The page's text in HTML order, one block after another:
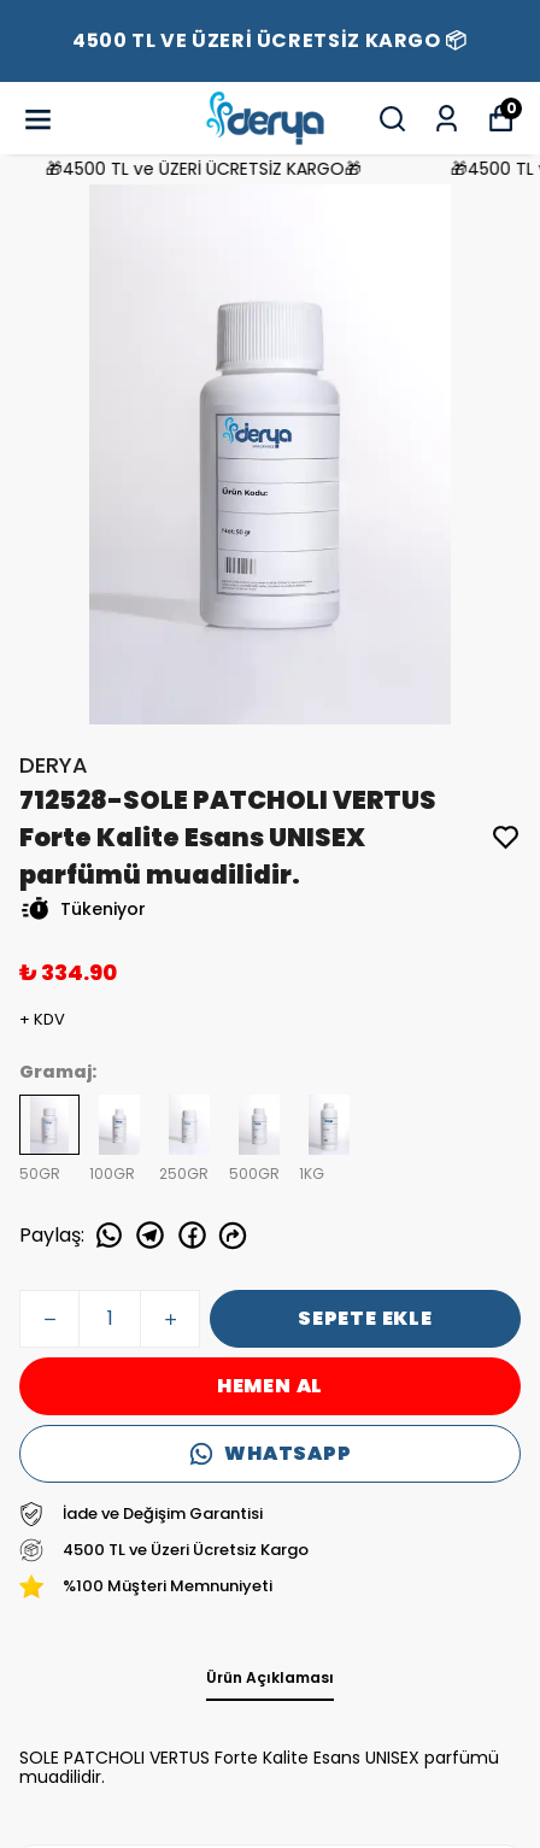
4500 TL VE ÜZERİ ÜCRETSİZ KARGO 📦
0
🎁4500 TL ve ÜZERİ ÜCRETSİZ KARGO🎁 🎁4500 TL
DERYA
712528-SOLE PATCHOLI VERTUS
Forte Kalite Esans UNISEX
parfümü muadilidir.
Tükeniyor
₺ 334.90
+ KDV
Gramaj:
50GR 100GR 250GR 500GR 1KG
Paylaş:
SEPETE EKLE
HEMEN AL
WHATSAPP
İade ve Değişim Garantisi
4500 TL ve Üzeri Ücretsiz Kargo
%100 Müşteri Memnuniyeti
Ürün Açıklaması
SOLE PATCHOLI VERTUS Forte Kalite Esans UNISEX parfümü
muadilidir.